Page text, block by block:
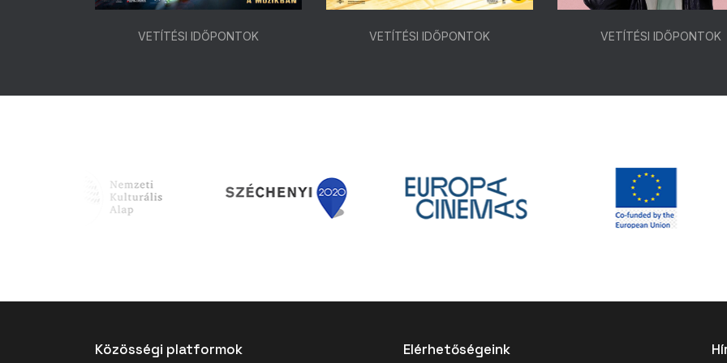
VETÍTÉSI IDŐPONTOK VETÍTÉSI IDŐPONTOK VETÍTÉSI IDŐPONTOK
Közösségi platformok Elérhetőségeink